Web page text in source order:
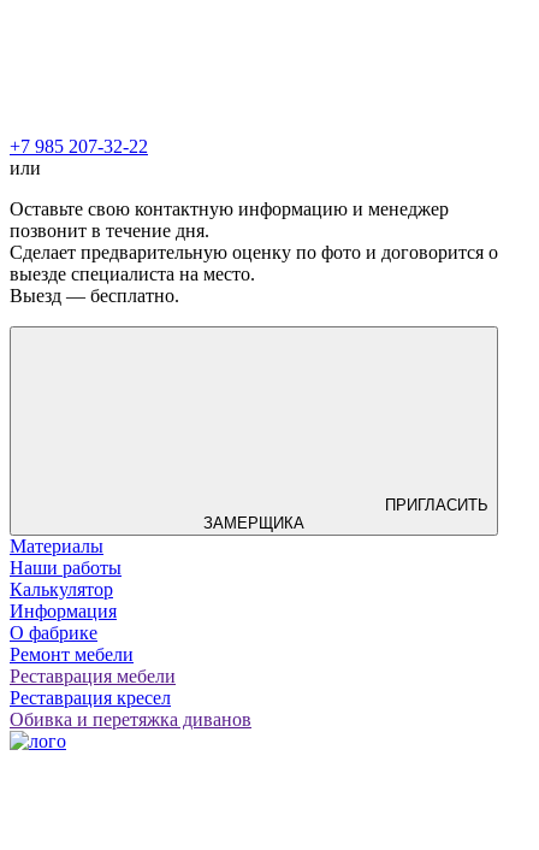
+7 985 207-32-22
или
Оставьте свою контактную информацию и менеджер
позвонит в течение дня.
Сделает предварительную оценку по фото и договорится о
выезде специалиста на место.
Выезд — бесплатно.
ПРИГЛАСИТЬ
ЗАМЕРЩИКА
Материалы
Наши работы
Калькулятор
Информация
О фабрике
Ремонт мебели
Реставрация мебели
Реставрация кресел
Обивка и перетяжка диванов